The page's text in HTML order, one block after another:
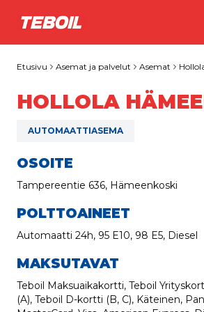
Siirry pääsisältöön
Etusivu Asemat ja palvelut Asemat
HOLLOLA
AUTOMAATTIASEMA
OSOITE
Tampereentie 636, Hämeenkoski
POLTTOAINEET
Automaatti 24h, 95 E10, 98 E5, Diesel
MAKSUTAVAT
Teboil Maksuaikakortti, Teboil
(A), Teboil D-kortti (B, C), Käteinen,